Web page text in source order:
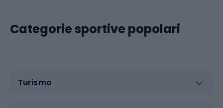
Categorie sportive popolari
Turismo